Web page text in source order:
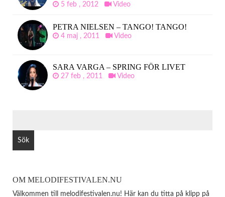
5 feb , 2012 Video
PETRA NIELSEN – TANGO! TANGO!
4 maj , 2011 Video
SARA VARGA – SPRING FÖR LIVET
27 feb , 2011 Video
OM MELODIFESTIVALEN.NU
Välkommen till melodifestivalen.nu! Här kan du titta på klipp på